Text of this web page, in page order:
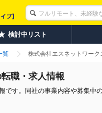
検討中リスト
覧 株式会社エスネットワーク
職・求人情報
です。同社の事業内容や募集中